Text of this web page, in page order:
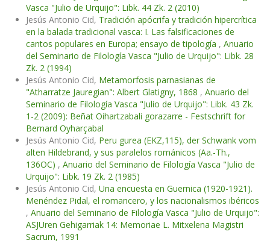
Vasca "Julio de Urquijo": Libk. 44 Zk. 2 (2010)
Jesús Antonio Cid, Tradición apócrifa y tradición hipercrítica
en la balada tradicional vasca: I. Las falsificaciones de
cantos populares en Europa; ensayo de tipología , Anuario
del Seminario de Filología Vasca "Julio de Urquijo": Libk. 28
Zk. 2 (1994)
Jesús Antonio Cid, Metamorfosis parnasianas de
"Atharratze Jauregian": Albert Glatigny, 1868 , Anuario del
Seminario de Filología Vasca "Julio de Urquijo": Libk. 43 Zk.
1-2 (2009): Beñat Oihartzabali gorazarre - Festschrift for
Bernard Oyharçabal
Jesús Antonio Cid, Peru gurea (EKZ,115), der Schwank vom
alten Hildebrand, y sus paralelos románicos (Aa.-Th.,
136OC) , Anuario del Seminario de Filología Vasca "Julio de
Urquijo": Libk. 19 Zk. 2 (1985)
Jesús Antonio Cid, Una encuesta en Guernica (1920-1921).
Menéndez Pidal, el romancero, y los nacionalismos ibéricos
, Anuario del Seminario de Filología Vasca "Julio de Urquijo":
ASJUren Gehigarriak 14: Memoriae L. Mitxelena Magistri
Sacrum, 1991